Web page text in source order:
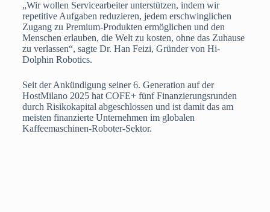
„Wir wollen Servicearbeiter unterstützen, indem wir
repetitive Aufgaben reduzieren, jedem erschwinglichen
Zugang zu Premium-Produkten ermöglichen und den
Menschen erlauben, die Welt zu kosten, ohne das Zuhause
zu verlassen“, sagte Dr. Han Feizi, Gründer von Hi-
Dolphin Robotics.
Seit der Ankündigung seiner 6. Generation auf der
HostMilano 2025 hat COFE+ fünf Finanzierungsrunden
durch Risikokapital abgeschlossen und ist damit das am
meisten finanzierte Unternehmen im globalen
Kaffeemaschinen-Roboter-Sektor.